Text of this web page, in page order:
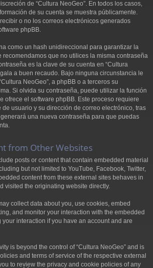
de “Cultura NeoGeo”. En todos los casos,
de su cuenta se muestra públicamente.
o no los correos electrónicos generados
phpBB.
como un hash unidireccional para garantizar la
recomendamos que no utilices la misma contraseña
es la clave de su cuenta en “Cultura
a buen recaudo. Bajo ninguna circunstancia le
NeoGeo”, a phpBB o a terceros su
Si olvida su contraseña, puede utilizar la función
ofrece el software phpBB. Este proceso requiere
usuario y su dirección de correo electrónico, tras
una nueva contraseña para que puedas
from Other Websites
posts or content that contain embedded material
but not limited to YouTube, Facebook, Twitter,
content from these external sites behaves in
visited the originating website directly.
collect data about you, use cookies, embed
and monitor your interaction with the embedded
interaction if you have an account and are
is beyond the control of “Cultura NeoGeo” and is
and terms of service of the respective external
to review the privacy and cookie policies of any